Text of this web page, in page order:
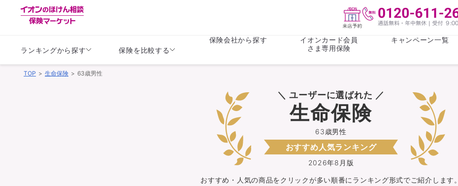
ランキングから探す
がん保険 女性医療保険
収入保障保険
持病がある方向け
持病がある方向け
がん保険
保険を比較する
がん保険 女性医療保険
収入保障保険 介護・認知症保険
保険会社から探す
イオンカード会員
さま専用保険
キャンペーン一覧
ライフステージ 心配事
TOP 生命保険 63歳男性
＼ ユーザーに選ばれた ／
2026年8月版
63歳男性
生命保険
おすすめ人気ランキング
おすすめ・人気の商品をクリックが多い順番にランキング形式でご紹介します。